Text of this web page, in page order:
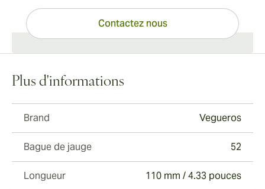
Contactez nous
Plus d'informations
Brand Vegueros
Bague de jauge 52
Longueur 110 mm / 4.33 pouces